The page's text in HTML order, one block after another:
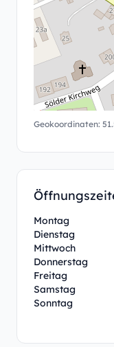
Geokoordinaten:
Montag
Dienstag
Mittwoch
Donnerstag
Freitag
Samstag
Sonntag